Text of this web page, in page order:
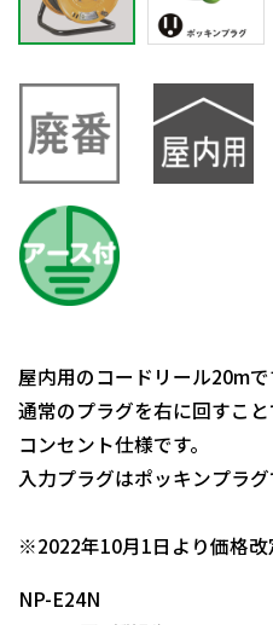
屋内用のコードリール20mで
通常のプラグを右に回すこ
コンセント仕様です。
入力プラグはポッキンプラグ
※2022年10月1日より価格改
NP-E24N